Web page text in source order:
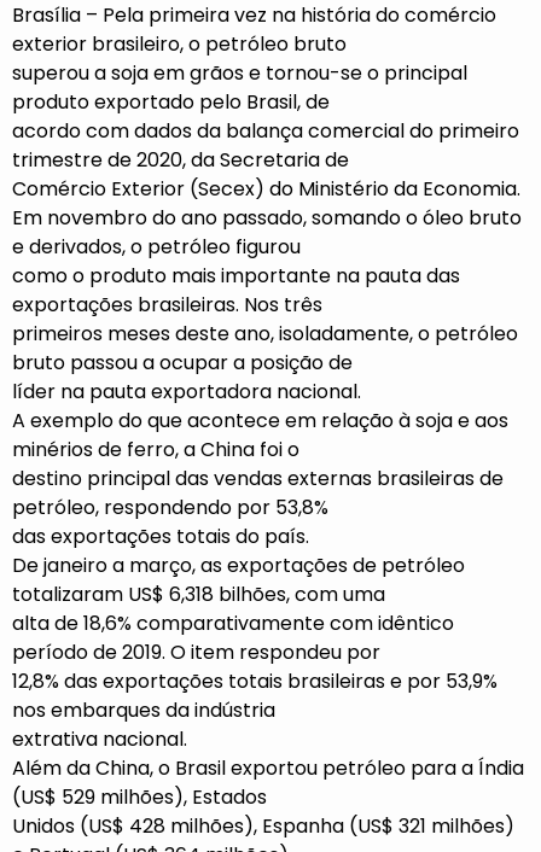
Brasília – Pela primeira vez na história do comércio
exterior brasileiro, o petróleo bruto
superou a soja em grãos e tornou-se o principal
produto exportado pelo Brasil, de
acordo com dados da balança comercial do primeiro
trimestre de 2020, da Secretaria de
Comércio Exterior (Secex) do Ministério da Economia.
Em novembro do ano passado, somando o óleo bruto
e derivados, o petróleo figurou
como o produto mais importante na pauta das
exportações brasileiras. Nos três
primeiros meses deste ano, isoladamente, o petróleo
bruto passou a ocupar a posição de
líder na pauta exportadora nacional.
A exemplo do que acontece em relação à soja e aos
minérios de ferro, a China foi o
destino principal das vendas externas brasileiras de
petróleo, respondendo por 53,8%
das exportações totais do país.
De janeiro a março, as exportações de petróleo
totalizaram US$ 6,318 bilhões, com uma
alta de 18,6% comparativamente com idêntico
período de 2019. O item respondeu por
12,8% das exportações totais brasileiras e por 53,9%
nos embarques da indústria
extrativa nacional.
Além da China, o Brasil exportou petróleo para a Índia
(US$ 529 milhões), Estados
Unidos (US$ 428 milhões), Espanha (US$ 321 milhões)